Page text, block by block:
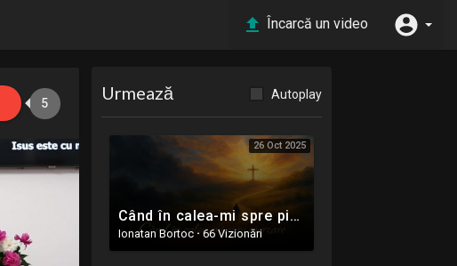
Încarcă un video
5 Urmează Autoplay
26 Oct 2025
Când în calea-mi spre pierzare - Oastea Domnului Ighiel AB
Ionatan Bortoc· 66 Vizionări